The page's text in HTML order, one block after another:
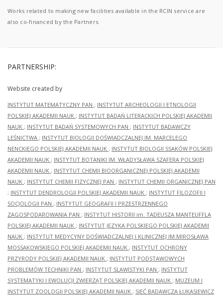
Works related to making new facilities available in the RCIN service are
also co-financed by the Partners.
PARTNERSHIP:
Website created by
INSTYTUT MATEMATYCZNY PAN ; INSTYTUT ARCHEOLOGII I ETNOLOGII
POLSKIEJ AKADEMII NAUK ; INSTYTUT BADAŃ LITERACKICH POLSKIEJ AKADEMII
NAUK ; INSTYTUT BADAŃ SYSTEMOWYCH PAN ; INSTYTUT BADAWCZY
LEŚNICTWA ; INSTYTUT BIOLOGII DOŚWIADCZALNEJ IM. MARCELEGO
NENCKIEGO POLSKIEJ AKADEMII NAUK ; INSTYTUT BIOLOGII SSAKÓW POLSKIEJ
AKADEMII NAUK ; INSTYTUT BOTANIKI IM. WŁADYSŁAWA SZAFERA POLSKIEJ
AKADEMII NAUK ; INSTYTUT CHEMII BIOORGANICZNEJ POLSKIEJ AKADEMII
NAUK ; INSTYTUT CHEMII FIZYCZNEJ PAN ; INSTYTUT CHEMII ORGANICZNEJ PAN
; INSTYTUT DENDROLOGII POLSKIEJ AKADEMII NAUK ; INSTYTUT FILOZOFII I
SOCJOLOGII PAN ; INSTYTUT GEOGRAFII I PRZESTRZENNEGO
ZAGOSPODAROWANIA PAN ; INSTYTUT HISTORII im. TADEUSZA MANTEUFFLA
POLSKIEJ AKADEMII NAUK ; INSTYTUT JĘZYKA POLSKIEGO POLSKIEJ AKADEMII
NAUK ; INSTYTUT MEDYCYNY DOŚWIADCZALNEJ I KLINICZNEJ IM.MIROSŁAWA
MOSSAKOWSKIEGO POLSKIEJ AKADEMII NAUK ; INSTYTUT OCHRONY
PRZYRODY POLSKIEJ AKADEMII NAUK ; INSTYTUT PODSTAWOWYCH
PROBLEMÓW TECHNIKI PAN ; INSTYTUT SLAWISTYKI PAN ; INSTYTUT
SYSTEMATYKI I EWOLUCJI ZWIERZĄT POLSKIEJ AKADEMII NAUK ; MUZEUM I
INSTYTUT ZOOLOGII POLSKIEJ AKADEMII NAUK ; SIEĆ BADAWCZA ŁUKASIEWICZ